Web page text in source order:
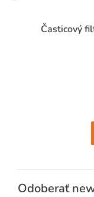
Časticový
Odoberať